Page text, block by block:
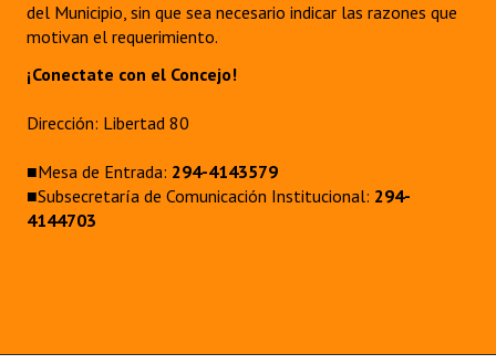
del Municipio, sin que sea necesario indicar las razones que
motivan el requerimiento.
¡Conectate con el Concejo!
Dirección: Libertad 80
■Mesa de Entrada: 294-4143579
■Subsecretaría de Comunicación Institucional: 294-
4144703